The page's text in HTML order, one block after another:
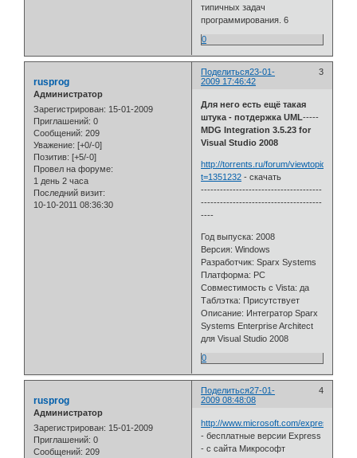
типичных задач
программирования. 6
0
Поделиться 3
23-01-
2009 17:46:42
rusprog
Администратор
Зарегистрирован: 15-01-2009
Приглашений: 0
Сообщений: 209
Уважение: [+0/-0]
Позитив: [+5/-0]
Провел на форуме:
1 день 2 часа
Последний визит:
10-10-2011 08:36:30
Для него есть ещё такая
штука - потдержка UML-----
MDG Integration 3.5.23 for
Visual Studio 2008
http://torrents.ru/forum/viewtopic.php?
t=1351232 - скачать
--------------------------------------
--------------------------------------
----
Год выпуска: 2008
Версия: Windows
Разработчик: Sparx Systems
Платформа: PC
Совместимость с Vista: да
Таблэтка: Присутствует
Описание: Интегратор Sparx
Systems Enterprise Architect
для Visual Studio 2008
0
Поделиться 4
27-01-
2009 08:48:08
rusprog
Администратор
Зарегистрирован: 15-01-2009
Приглашений: 0
Сообщений: 209
http://www.microsoft.com/express/ru/
- бесплатные версии Express
- с сайта Микрософт